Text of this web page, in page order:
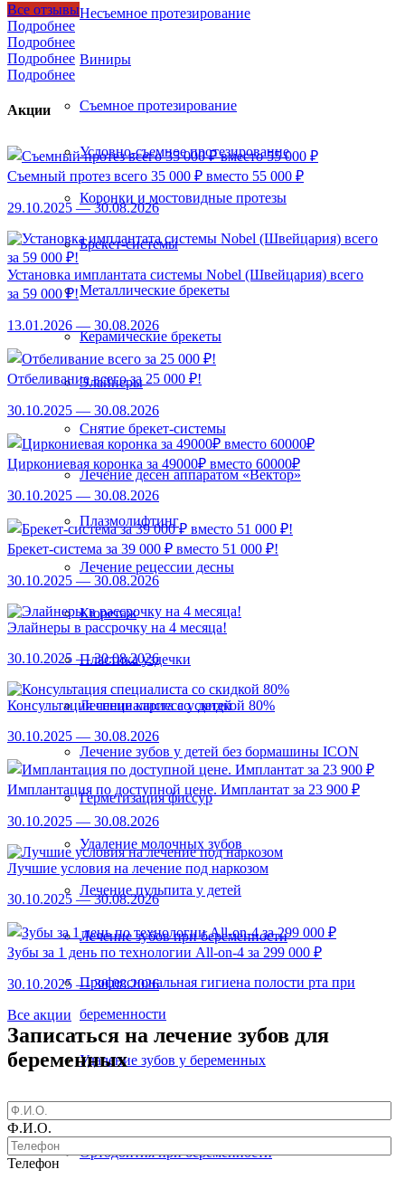
Несъемное протезирование
Виниры
Съемное протезирование
Условно-съемное протезирование
Коронки и мостовидные протезы
Брекет-системы
Металлические брекеты
Керамические брекеты
Элайнеры
Снятие брекет-системы
Лечение десен аппаратом «Вектор»
Плазмолифтинг
Лечение рецессии десны
Кюретаж
Пластика уздечки
Лечение кариеса у детей
Лечение зубов у детей без бормашины ICON
Герметизация фиссур
Удаление молочных зубов
Лечение пульпита у детей
Лечение зубов при беременности
Профессиональная гигиена полости рта при
беременности
Удаление зубов у беременных
Протезирование во время беременности
Ортодонтия при беременности
Все отзывы
Подробнее
Подробнее
Подробнее
Подробнее
Акции
Съемный протез всего 35 000 ₽ вместо 55 000 ₽
29.10.2025 — 30.08.2026
Установка имплантата системы Nobel (Швейцария) всего
за 59 000 ₽!
13.01.2026 — 30.08.2026
Отбеливание всего за 25 000 ₽!
30.10.2025 — 30.08.2026
Циркониевая коронка за 49000₽ вместо 60000₽
30.10.2025 — 30.08.2026
Брекет-система за 39 000 ₽ вместо 51 000 ₽!
30.10.2025 — 30.08.2026
Элайнеры в рассрочку на 4 месяца!
30.10.2025 — 30.08.2026
Консультация специалиста со скидкой 80%
30.10.2025 — 30.08.2026
Имплантация по доступной цене. Имплантат за 23 900 ₽
30.10.2025 — 30.08.2026
Лучшие условия на лечение под наркозом
30.10.2025 — 30.08.2026
Зубы за 1 день по технологии All-on-4 за 299 000 ₽
30.10.2025 — 30.08.2026
Все акции
Записаться на лечение зубов для
беременных
Ф.И.О.
Телефон